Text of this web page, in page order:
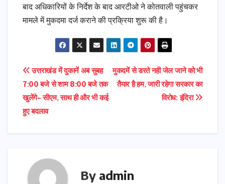
बाद अधिकारियों के निर्देश के बाद आरटीओ ने कोतवाली पहुंचकर
मामले में मुकदमा दर्ज कराने की प्रक्रिया शुरू की है।
Post
navigation
मुकदमें से डरते नही जेल जाने को भी
तैयार है हम, जारी रहेगा सरकार का
विरोध: इंदिरा
उत्तराखंड में दुकानें अब सुबह
7:00 बजे से शाम 8:00 बजे तक
खुलेंगे- सीएम, साथ ही और भी कई
हुए बदलाव
By admin